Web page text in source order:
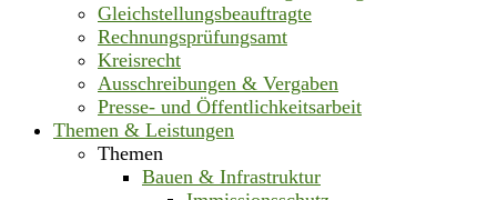
Gleichstellungsbeauftragte
Rechnungsprüfungsamt
Kreisrecht
Ausschreibungen & Vergaben
Presse- und Öffentlichkeitsarbeit
Themen & Leistungen
Themen
Bauen & Infrastruktur